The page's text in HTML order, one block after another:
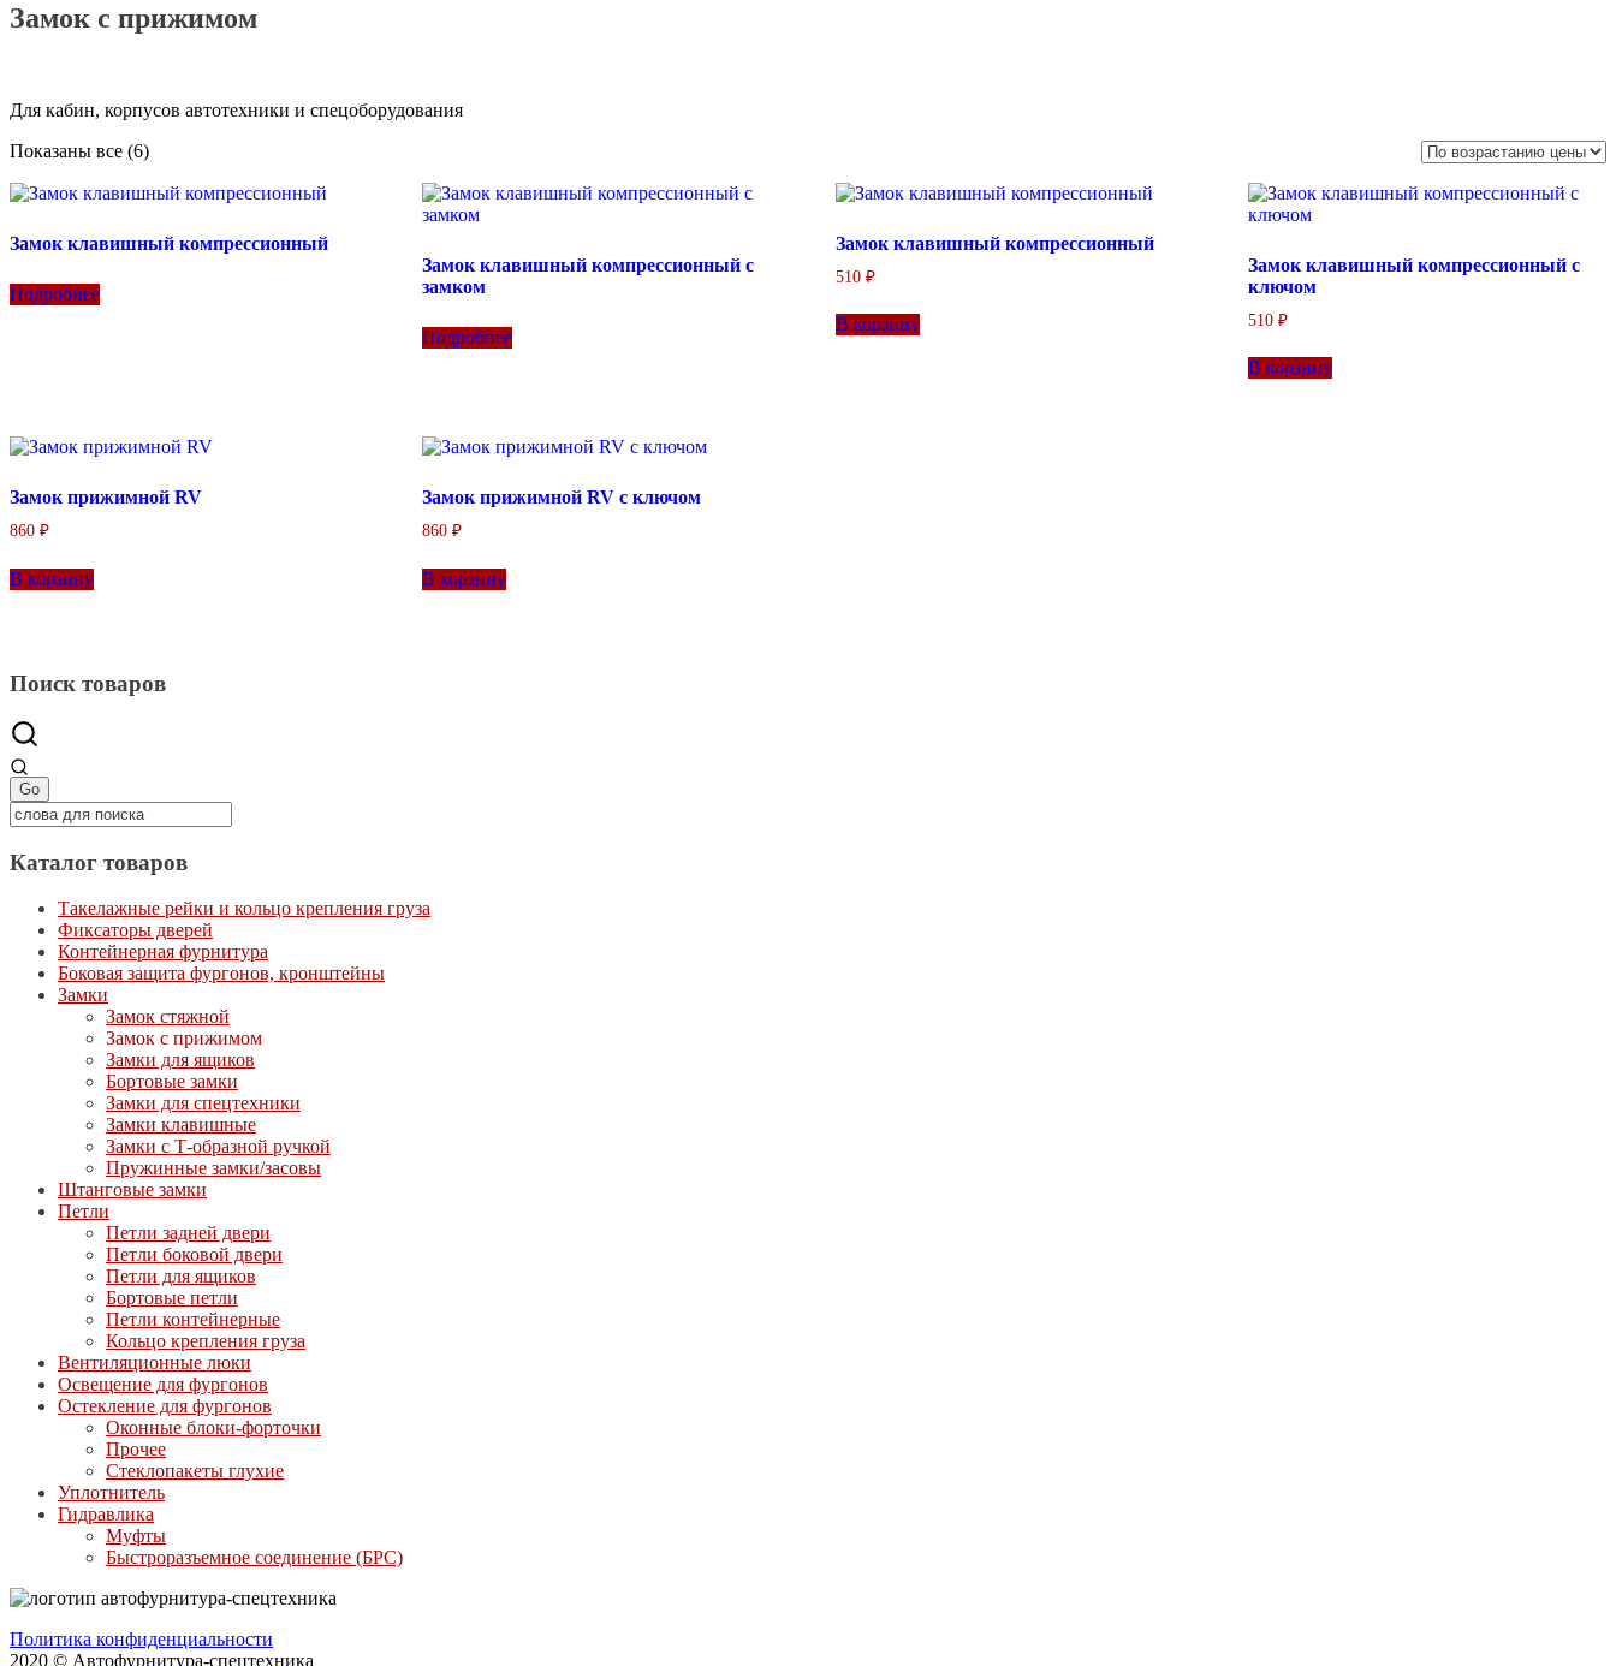
Замок с прижимом
Для кабин, корпусов автотехники и спецоборудования
Показаны все (6)Цены:
возрастанию
Замок клавишный компрессионный
Подробнее
Замок клавишный компрессионный с
замком
Подробнее
Замок клавишный компрессионный
510 ₽
В корзину
Замок клавишный компрессионный с
ключом
510 ₽
В корзину
Замок прижимной RV
860 ₽
В корзину
Замок прижимной RV с ключом
860₽
В корзину
Поиск товаров
Каталог товаров
Такелажные рейки и кольцо крепления груза
Фиксаторы дверей
Контейнерная фурнитура
Боковая защита фургонов, кронштейны
Замки
Замок стяжной
Замок с прижимом
Замки для ящиков
Бортовые замки
Замки для спецтехники
Замки клавишные
Замки с Т-образной ручкой
Пружинные замки/засовы
Штанговые замки
Петли
Петли задней двери
Петли боковой двери
Петли для ящиков
Бортовые петли
Петли контейнерные
Кольцо крепления груза
Вентиляционные люки
Освещение для фургонов
Остекление для фургонов
Оконные блоки-форточки
Прочее
Стеклопакеты глухие
Уплотнитель
Гидравлика
Муфты
Быстроразъемное соединение (БРС)
Политика конфиденциальности
2020 © Автофурнитура-спецтехника